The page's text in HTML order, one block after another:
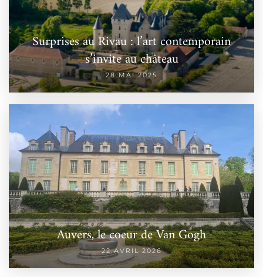
Surprises au Rivau : l’art contemporain
s’invite au château
28 MAI 2025
Auvers, le coeur de Van Gogh
22 AVRIL 2026